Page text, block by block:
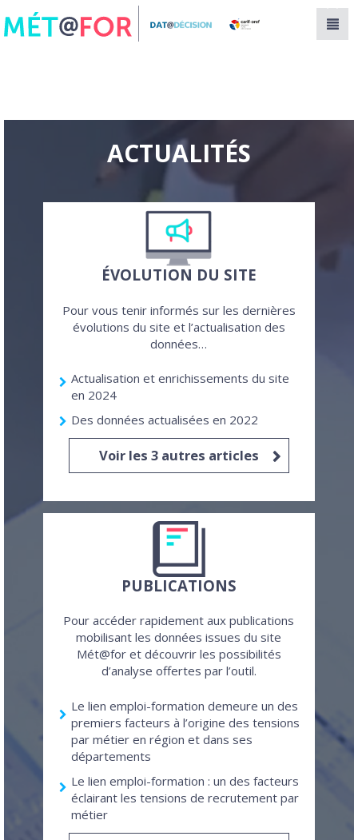
Panneau de gestion des cookies
ACTUALITÉS
ÉVOLUTION DU SITE
Pour vous tenir informés sur les dernières
évolutions du site et l’actualisation des
données…
Actualisation et enrichissements du site
en 2024
Des données actualisées en 2022
Voir les 3 autres articles
PUBLICATIONS
Pour accéder rapidement aux publications
mobilisant les données issues du site
Mét@for et découvrir les possibilités
d’analyse offertes par l’outil.
Le lien emploi-formation demeure un des
premiers facteurs à l’origine des tensions
par métier en région et dans ses
départements
Le lien emploi-formation : un des facteurs
éclairant les tensions de recrutement par
métier